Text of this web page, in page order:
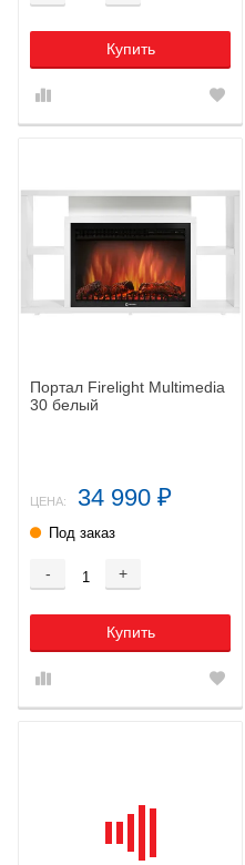
Купить
Портал Firelight Multimedia
30 белый
ЦЕНА: 34 990 ₽
Под заказ
- +
Купить